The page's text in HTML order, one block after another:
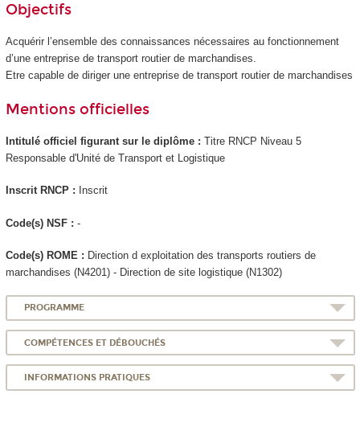
Objectifs
Acquérir l’ensemble des connaissances nécessaires au fonctionnement
d’une entreprise de transport routier de marchandises.
Etre capable de diriger une entreprise de transport routier de marchandises
Mentions officielles
Intitulé officiel figurant sur le diplôme : Titre RNCP Niveau 5
Responsable d'Unité de Transport et Logistique
Inscrit RNCP: Inscrit
Code(s) NSF : -
Code(s) ROME : Direction d exploitation des transports routiers de
marchandises (N4201) - Direction de site logistique (N1302)
PROGRAMME
COMPÉTENCES ET DÉBOUCHÉS
INFORMATIONS PRATIQUES